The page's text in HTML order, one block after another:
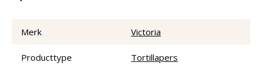
Merk Victoria
Producttype Tortillapers